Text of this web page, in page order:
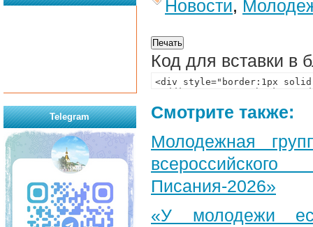
Новости,
Код для вставки в
Смотрите также:
Молодежная
Писания-2026»
«У молодежи
Telegram